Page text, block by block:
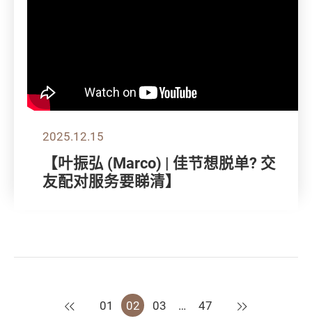
2025.12.15
【叶振弘 (Marco) | 佳节想脱单? 交
友配对服务要睇清】
上一页
01 02 03 … 47 下一页